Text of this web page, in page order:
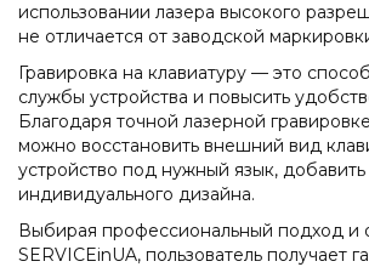
использовании лазера высокого
не отличается от заводской
Гравировка на клавиатуру — это
службы устройства и повысить
Благодаря точной лазерной
можно восстановить внешний вид
устройство под нужный язык,
индивидуального дизайна.
Выбирая профессиональный подход и
SERVICEinUA, пользователь получает